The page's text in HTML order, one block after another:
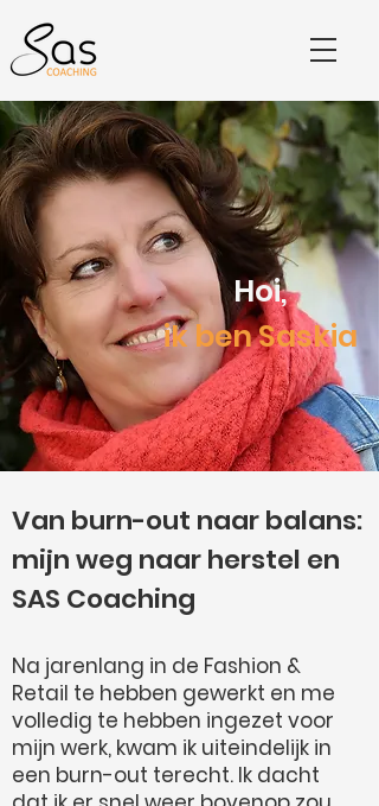
Hoi,
ik ben Saskia
Van burn-out naar balans:
mijn weg naar herstel en
SAS Coaching
Na jarenlang in de Fashion &
Retail te hebben gewerkt en me
volledig te hebben ingezet voor
mijn werk, kwam ik uiteindelijk in
een burn-out terecht. Ik dacht